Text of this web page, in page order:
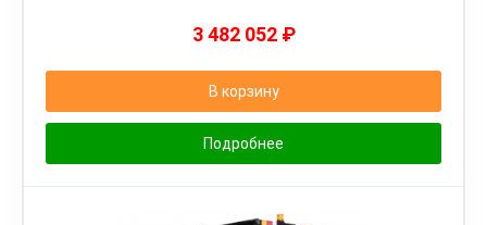
3 482 052 ₽
В корзину
Подробнее